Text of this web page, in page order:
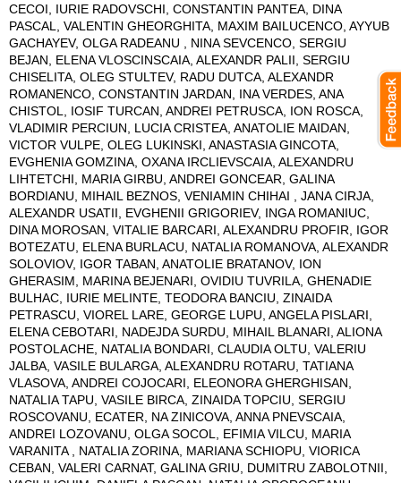
CECOI, IURIE RADOVSCHI, CONSTANTIN PANTEA, DINA
PASCAL, VALENTIN GHEORGHITA, MAXIM BAILUCENCO, AYYUB
GACHAYEV, OLGA RADEANU , NINA SEVCENCO, SERGIU
BEJAN, ELENA VLOSCINSCAIA, ALEXANDR PALII, SERGIU
CHISELITA, OLEG STULTEV, RADU DUTCA, ALEXANDR
ROMANENCO, CONSTANTIN JARDAN, INA VERDES, ANA
CHISTOL, IOSIF TURCAN, ANDREI PETRUSCA, ION ROSCA,
VLADIMIR PERCIUN, LUCIA CRISTEA, ANATOLIE MAIDAN,
VICTOR VULPE, OLEG LUKINSKI, ANASTASIA GINCOTA,
EVGHENIA GOMZINA, OXANA IRCLIEVSCAIA, ALEXANDRU
LIHTETCHI, MARIA GIRBU, ANDREI GONCEAR, GALINA
BORDIANU, MIHAIL BEZNOS, VENIAMIN CHIHAI , JANA CIRJA,
ALEXANDR USATII, EVGHENII GRIGORIEV, INGA ROMANIUC,
DINA MOROSAN, VITALIE BARCARI, ALEXANDRU PROFIR, IGOR
BOTEZATU, ELENA BURLACU, NATALIA ROMANOVA, ALEXANDR
SOLOVIOV, IGOR TABAN, ANATOLIE BRATANOV, ION
GHERASIM, MARINA BEJENARI, OVIDIU TUVRILA, GHENADIE
BULHAC, IURIE MELINTE, TEODORA BANCIU, ZINAIDA
PETRASCU, VIOREL LARE, GEORGE LUPU, ANGELA PISLARI,
ELENA CEBOTARI, NADEJDA SURDU, MIHAIL BLANARI, ALIONA
POSTOLACHE, NATALIA BONDARI, CLAUDIA OLTU, VALERIU
JALBA, VASILE BULARGA, ALEXANDRU ROTARU, TATIANA
VLASOVA, ANDREI COJOCARI, ELEONORA GHERGHISAN,
NATALIA TAPU, VASILE BIRCA, ZINAIDA TOPCIU, SERGIU
ROSCOVANU, ECATER, NA ZINICOVA, ANNA PNEVSCAIA,
ANDREI LOZOVANU, OLGA SOCOL, EFIMIA VILCU, MARIA
VARANITA , NATALIA ZORINA, MARIANA SCHIOPU, VIORICA
CEBAN, VALERI CARNAT, GALINA GRIU, DUMITRU ZABOLOTNII,